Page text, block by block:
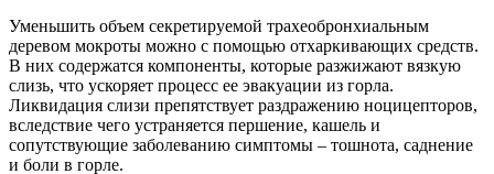
Уменьшить объем секретируемой трахеобронхиальным
деревом мокроты можно с помощью отхаркивающих средств.
В них содержатся компоненты, которые разжижают вязкую
слизь, что ускоряет процесс ее эвакуации из горла.
Ликвидация слизи препятствует раздражению ноцицепторов,
вследствие чего устраняется першение, кашель и
сопутствующие заболеванию симптомы – тошнота, саднение
и боли в горле.